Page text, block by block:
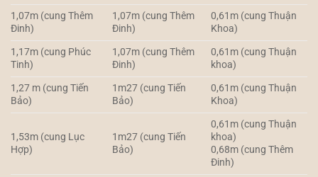
1,07m (cung Thêm
Đinh)
1,07m (cung Thêm
Đinh)
0,61m (cung Thuận
Khoa)
1,17m (cung Phúc
Tinh)
1,07m (cung Thêm
Đinh)
0,61m (cung Thuận
khoa)
1,27 m (cung Tiến
Bảo)
1m27 (cung Tiến
Bảo)
0,61m (cung Thuận
Khoa)
1,53m (cung Lục
Hợp)
1m27 (cung Tiến
Bảo)
0,61m (cung Thuận
khoa)
0,68m (cung Thêm
Đinh)